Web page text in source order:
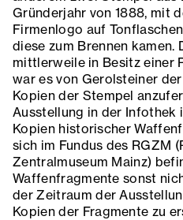
Gründerjahr von 1888, mit
Firmenlogo auf
diese zum Brennen kamen.
mittlerweile in Besitz einer
war es von Gerolsteiner
Kopien der Stempel
Ausstellung in der Infothek
Kopien historischer
sich im Fundus des RGZM
Zentralmuseum Mainz)
Waffenfragmente sonst
der Zeitraum der
Kopien der Fragmente zu